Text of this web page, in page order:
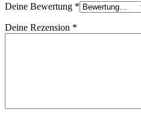
Deine Bewertung *
Deine Rezension *